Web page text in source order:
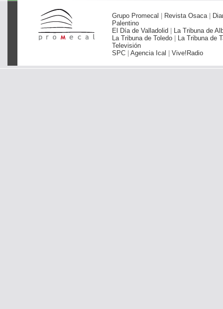
Grupo Promecal Revista Osaca
Palentino
El Día de Valladolid
La Tribuna de
La Tribuna de Toledo
La Tribuna de
Televisión
SPC
Agencia Ical Vive!Radio